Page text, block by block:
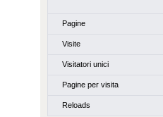
Pagine
Visite
Visitatori unici
Pagine per visita
Reloads